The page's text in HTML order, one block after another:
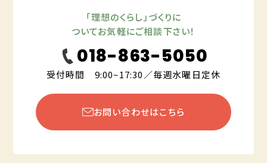
「理想のくらし」づくりに
ついてお気軽にご相談下さい！
018-863-5050
受付時間 9:00~17:30／毎週水曜日定休
お問い合わせはこちら